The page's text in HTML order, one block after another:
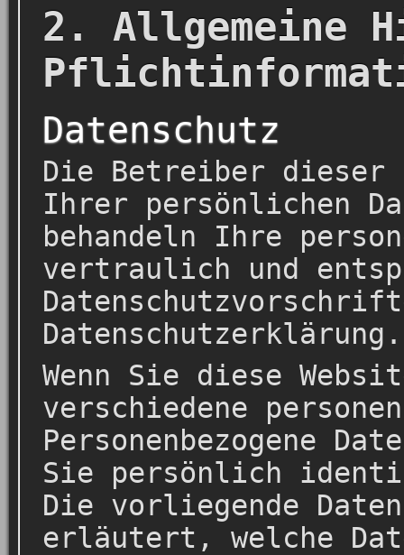
2. Allgemeine
Datenschutz
Die Betreiber dieser
Ihrer persönlichen
behandeln Ihre
vertraulich und
Datenschutzerklärung.
Wenn Sie diese
verschiedene
Personenbezogene
Sie persönlich
Die vorliegende
erläutert, welche